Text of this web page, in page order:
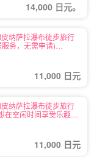
14,000 日元。
纳萨拉瀑布徒步旅行
务，无需申请)
11,000 日元
纳萨拉瀑布徒步旅行
空闲时间享受乐趣的
11,000 日元